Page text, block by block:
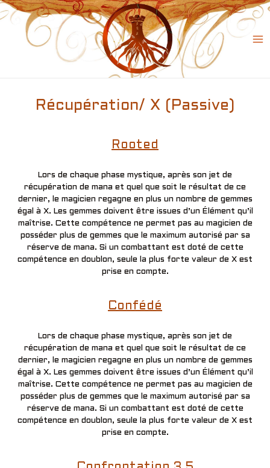
Skip
to
content
Récupération/ X (Passive)
Rooted
Lors de chaque phase mystique, après son jet de
récupération de mana et quel que soit le résultat de ce
dernier, le magicien regagne en plus un nombre de gemmes
égal à X. Les gemmes doivent être issues d’un Élément qu’il
maîtrise. Cette compétence ne permet pas au magicien de
posséder plus de gemmes que le maximum autorisé par sa
réserve de mana. Si un combattant est doté de cette
compétence en doublon, seule la plus forte valeur de X est
prise en compte.
Confédé
Lors de chaque phase mystique, après son jet de
récupération de mana et quel que soit le résultat de ce
dernier, le magicien regagne en plus un nombre de gemmes
égal à X. Les gemmes doivent être issues d’un Élément qu’il
maîtrise. Cette compétence ne permet pas au magicien de
posséder plus de gemmes que le maximum autorisé par sa
réserve de mana. Si un combattant est doté de cette
compétence en doublon, seule la plus forte valeur de X est
prise en compte.